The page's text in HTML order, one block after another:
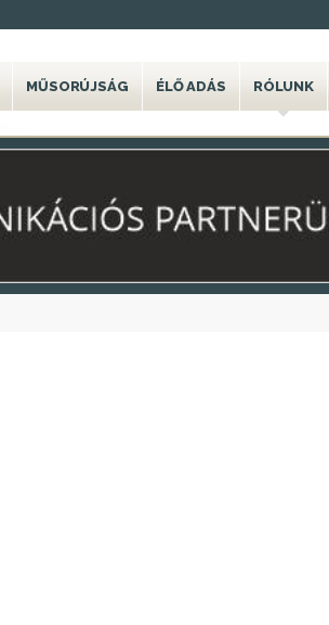
MŰSORÚJSÁG ÉLŐ ADÁS RÓLUNK